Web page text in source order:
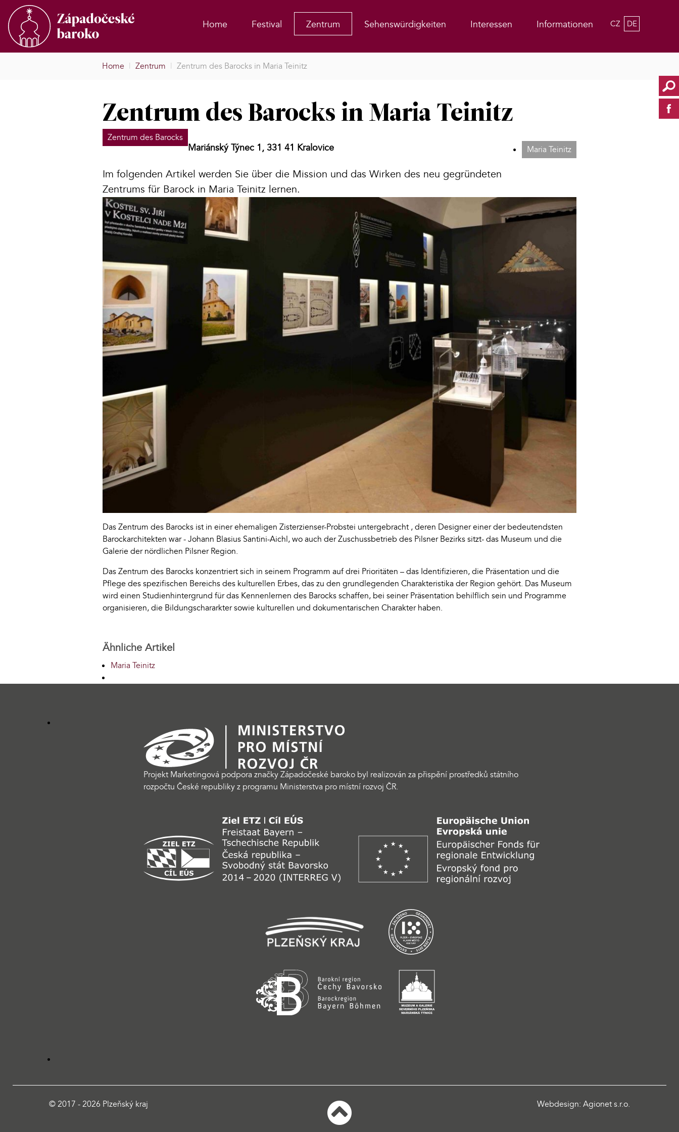
Home Festival Zentrum Sehenswürdigkeiten Interessen Informationen CZ DE
Home | Zentrum | Zentrum des Barocks in Maria Teinitz
Zentrum des Barocks in Maria Teinitz
Zentrum des Barocks
Maria Teinitz
Mariánský Týnec 1, 331 41 Kralovice
Im folgenden Artikel werden Sie über die Mission und das Wirken des neu gegründeten
Zentrums für Barock in Maria Teinitz lernen.
Das Zentrum des Barocks ist in einer ehemaligen Zisterzienser-Probstei untergebracht , deren Designer einer der bedeutendsten
Barockarchitekten war - Johann Blasius Santini-Aichl, wo auch der Zuschussbetrieb des Pilsner Bezirks sitzt- das Museum und die
Galerie der nördlichen Pilsner Region.
Das Zentrum des Barocks konzentriert sich in seinem Programm auf drei Prioritäten – das Identifizieren, die Präsentation und die
Pflege des spezifischen Bereichs des kulturellen Erbes, das zu den grundlegenden Charakteristika der Region gehört. Das Museum
wird einen Studienhintergrund für das Kennenlernen des Barocks schaffen, bei seiner Präsentation behilflich sein und Programme
organisieren, die Bildungschararkter sowie kulturellen und dokumentarischen Charakter haben.
Ähnliche Artikel
Maria Teinitz
Projekt Marketingová podpora značky Západočeské baroko byl realizován za přispění prostředků státního
rozpočtu České republiky z programu Ministerstva pro místní rozvoj ČR.
© 2017 - 2026 Plzeňský kraj Webdesign: Agionet s.r.o.